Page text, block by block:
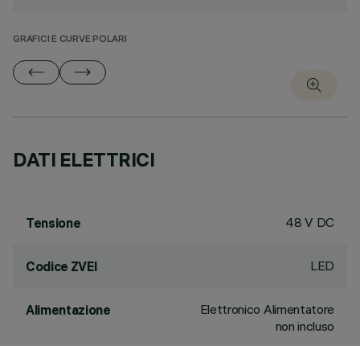
GRAFICI E CURVE POLARI
DATI ELETTRICI
Tensione 48 V DC
Codice ZVEI LED
Alimentazione
Elettronico Alimentatore
non incluso